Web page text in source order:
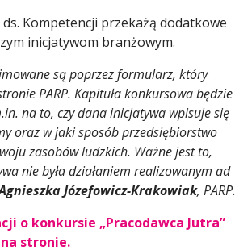
Kompetencji przekażą dodatkowe
inicjatywom branżowym.
są poprzez formularz, który
PARP. Kapituła konkursowa będzie
na to, czy dana inicjatywa wpisuje się
oraz w jaki sposób przedsiębiorstwo
zasobów ludzkich. Ważne jest to,
nie była działaniem realizowanym ad
Józefowicz-Krakowiak, PARP.
o konkursie „Pracodawca Jutra”
stronie.